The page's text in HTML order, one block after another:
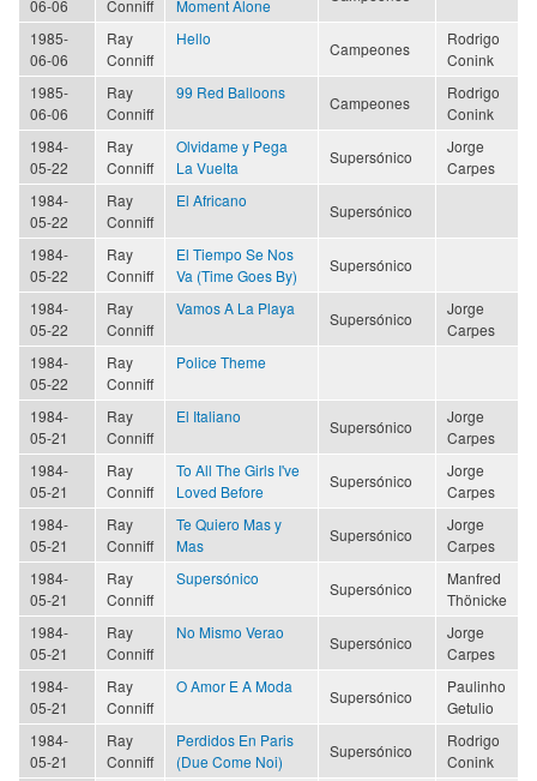
06-06
Conniff
Moment Alone
1985-
06-06
Ray
Conniff
Hello
Campeones
Rodrigo
Conink
1985-
06-06
Ray
Conniff
99 Red Balloons
Campeones
Rodrigo
Conink
1984-
05-22
Ray
Conniff
Olvidame y Pega
La Vuelta
Supersónico
Jorge
Carpes
1984-
05-22
Ray
Conniff
El Africano
Supersónico
1984-
05-22
Ray
Conniff
El Tiempo Se Nos
Va (Time Goes By)
Supersónico
1984-
05-22
Ray
Conniff
Vamos A La Playa
Supersónico
Jorge
Carpes
1984-
05-22
Ray
Conniff
Police Theme
1984-
05-21
Ray
Conniff
El Italiano
Supersónico
Jorge
Carpes
1984-
05-21
Ray
Conniff
To All The Girls I've
Loved Before
Supersónico
Jorge
Carpes
1984-
05-21
Ray
Conniff
Te Quiero Mas y
Mas
Supersónico
Jorge
Carpes
1984-
05-21
Ray
Conniff
Supersónico
Supersónico
Manfred
Thönicke
1984-
05-21
Ray
Conniff
No Mismo Verao
Supersónico
Jorge
Carpes
1984-
05-21
Ray
Conniff
O Amor E A Moda
Supersónico
Paulinho
Getulio
1984-
05-21
Ray
Conniff
Perdidos En Paris
(Due Come Noi)
Supersónico
Rodrigo
Conink